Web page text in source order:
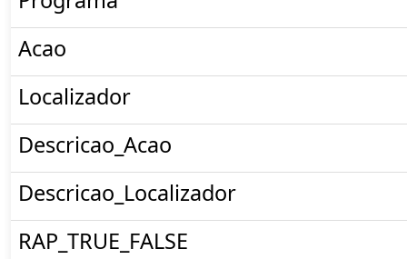
Acao
Localizador
Descricao_Acao
Descricao_Localizador
RAP_TRUE_FALSE